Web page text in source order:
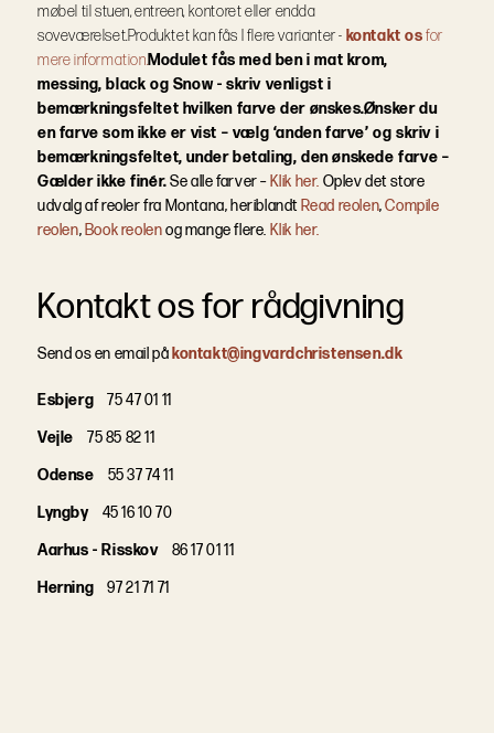
møbel til stuen, entreen, kontoret eller endda
soveværelset.Produktet kan fås I flere varianter - kontakt osfor
mere information.Modulet fås med ben i mat krom,
messing, black og Snow - skriv venligst i
bemærkningsfeltet hvilken farve der ønskes.Ønsker du
en farve som ikke er vist – vælg ‘anden farve’ og skriv i
bemærkningsfeltet, under betaling, den ønskede farve –
Gælder ikke finér.Se alle farver – Klik her. Oplev det store
udvalg af reoler fra Montana, heriblandt Read reolen,Compile
reolen, Book reolenog mange flere. Klik her.
Kontakt os for rådgivning
Send os en email på kontakt@ingvardchristensen.dk
Esbjerg
75 47 01 11
Vejle
75 85 82 11
Odense
55 37 74 11
Lyngby
45 16 10 70
Aarhus - Risskov
86 17 01 11
Herning
97 21 71 71